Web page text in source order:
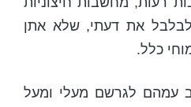
לבלבל את דעתי, שלא אתן
כלל.
עמהם לגרשם מעלי ומעל